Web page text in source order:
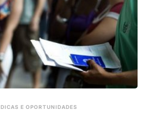
DICAS E OPORTUNIDADES